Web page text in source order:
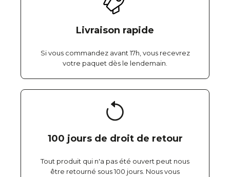
Livraison rapide
Si vous commandez avant 17h, vous recevrez
votre paquet dès le lendemain.
100 jours de droit de retour
Tout produit qui n'a pas été ouvert peut nous
être retourné sous 100 jours. Nous vous